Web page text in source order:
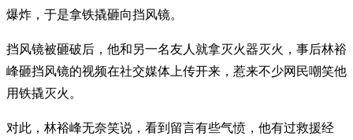
爆炸，于是拿铁撬砸向挡风镜。
挡风镜被砸破后，他和另一名友人就拿灭火器灭火，事后林裕
峰砸挡风镜的视频在社交媒体上传开来，惹来不少网民嘲笑他
用铁撬灭火。
对此，林裕峰无奈笑说，看到留言有些气愤，他有过救援经